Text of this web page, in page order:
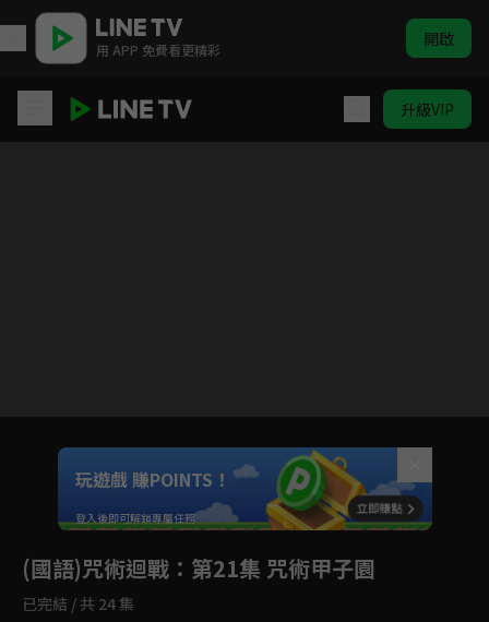
用 APP 免費看更精彩 開啟
升級VIP
Unmute
如有不便請見諒
玩遊戲 賺POINTS！
登入後即可解鎖專屬任務
(國語)咒術迴戰 ：第21集 咒術甲子園
已完結 / 共 24 集